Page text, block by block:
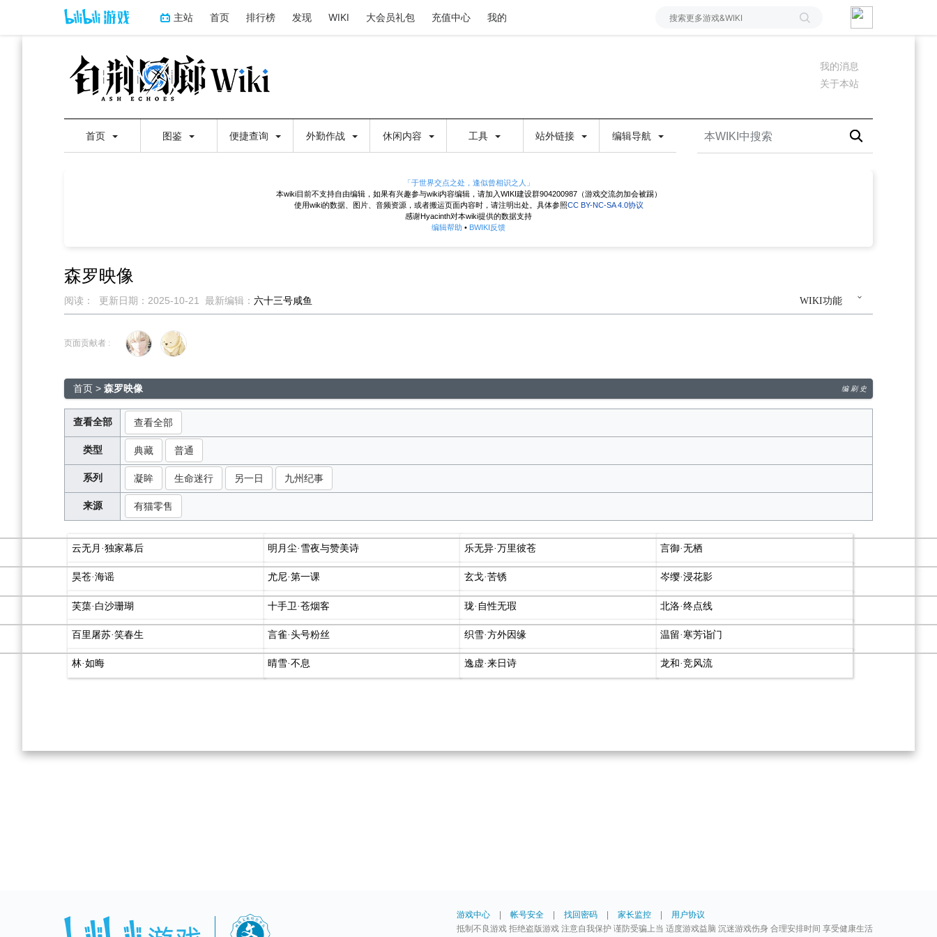
主站 首页 排行榜 发现 WIKI 大会员礼包 充值中心 我的
我的消息
关于本站
首页 图鉴 便捷查询 外勤作战 休闲内容 工具 站外链接 编辑导航
「于世界交点之处，逢似曾相识之人」
本wiki目前不支持自由编辑，如果有兴趣参与wiki内容编辑，请加入WIKI建设群904200987（游戏交流勿加会被踢）
使用wiki的数据、图片、音频资源，或者搬运页面内容时，请注明出处。具体参照CC BY-NC-SA 4.0协议
感谢Hyacinth对本wiki提供的数据支持
编辑帮助 • BWIKI反馈
森罗映像
WIKI功能
阅读： 更新日期： 2025-10-21 最新编辑： 六十三号咸鱼
到
到
页面贡献者 :
首页 > 森罗映像 编 刷 史
查看全部 查看全部
类型 典藏 普通
系列 凝眸 生命迷行 另一日 九州纪事
来源 有猫零售
云无月·独家幕后 明月尘·雪夜与赞美诗 乐无异·万里彼苍 言御·无栖
昊苍·海谣 尤尼·第一课 玄戈·苦锈 岑缨·浸花影
芙蕖·白沙珊瑚 十手卫·苍烟客 珑·自性无瑕 北洛·终点线
百里屠苏·笑春生 言雀·头号粉丝 织雪·方外因缘 温留·寒芳诣门
林·如晦 晴雪·不息 逸虚·来日诗 龙和·竞风流
游戏中心 | 帐号安全 | 找回密码 | 家长监控 |
用户协议
抵制不良游戏 拒绝盗版游戏 注意自我保护 谨防受骗上当 适度游戏益脑 沉迷游戏伤身 合理安排时间 享受健康生活